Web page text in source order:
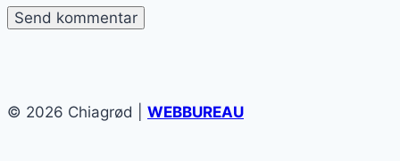
© 2026 Chiagrød | WEBBUREAU